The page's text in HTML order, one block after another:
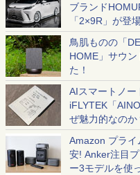
ブランド
「2×9R」が登
鳥肌ものの「
HOME」サウン
た！
AIスマートノー
iFLYTEK「
ぜ魅力的なのか
Amazon プライ
安! Anker注目
ー3モデルを使